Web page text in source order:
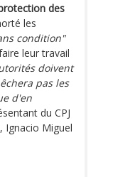
des
les
condition"
leur travail
doivent
pas les
d'en
du CPJ
, Ignacio Miguel